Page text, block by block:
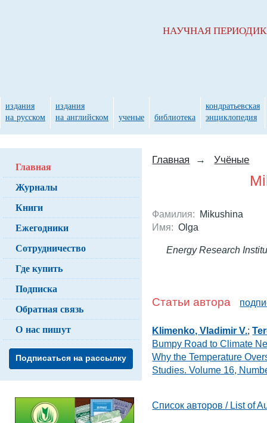
Главная → Учёные
Фамилия: Mikushina
Имя: Olga
Energy Research
Статьи автора
Klimenko, Vladimir V.;
Bumpy Road to Climate
Why the Temperature
Studies. Volume 16,
Список авторов / List of
Главная
Журналы
Книги
Ежегодники
Сотрудничество
Где купить
Подписка
Обратная связь
О нас пишут
Подписаться на рассылку
НАУЧНАЯ
издания
на русском
издания
на английском
ученые библиотека
кондратьевская
энциклопедия